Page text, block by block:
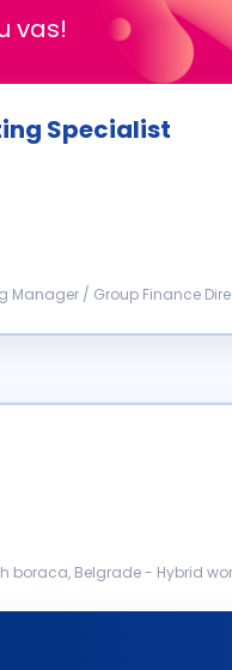
vas!
Specialist
Manager / Group Finance
boraca, Belgrade - Hybrid